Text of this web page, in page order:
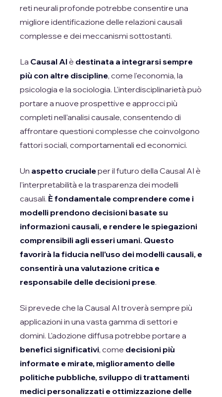
reti neurali profonde potrebbe consentire una
migliore identificazione delle relazioni causali
complesse e dei meccanismi sottostanti.
La Causal AIè destinata a integrarsi sempre
più con altre discipline, come l'economia, la
psicologia e la sociologia. L'interdisciplinarietà può
portare a nuove prospettive e approcci più
completi nell'analisi causale, consentendo di
affrontare questioni complesse che coinvolgono
fattori sociali, comportamentali ed economici.
Un aspetto crucialeper il futuro della Causal AI è
l'interpretabilità e la trasparenza dei modelli
causali. È fondamentale comprendere come i
modelli prendono decisioni basate su
informazioni causali, e rendere le spiegazioni
comprensibili agli esseri umani. Questo
favorirà la fiducia nell'uso dei modelli causali, e
consentirà una valutazione critica e
responsabile delle decisioni prese.
Si prevede che la Causal AI troverà sempre più
applicazioni in una vasta gamma di settori e
domini. L'adozione diffusa potrebbe portare a
benefici significativi, come decisioni più
informate e mirate, miglioramento delle
politiche pubbliche, sviluppo di trattamenti
medici personalizzati e ottimizzazione delle